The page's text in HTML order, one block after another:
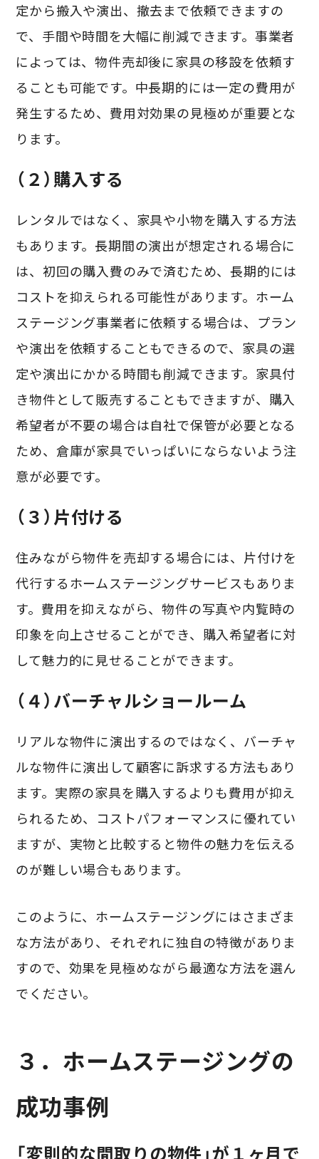
定から搬入や演出、撤去まで依頼できますの
で、手間や時間を大幅に削減できます。事業者
によっては、物件売却後に家具の移設を依頼す
ることも可能です。中長期的には一定の費用が
発生するため、費用対効果の見極めが重要とな
ります。
（２）購入する
レンタルではなく、家具や小物を購入する方法
もあります。長期間の演出が想定される場合に
は、初回の購入費のみで済むため、長期的には
コストを抑えられる可能性があります。ホーム
ステージング事業者に依頼する場合は、プラン
や演出を依頼することもできるので、家具の選
定や演出にかかる時間も削減できます。家具付
き物件として販売することもできますが、購入
希望者が不要の場合は自社で保管が必要となる
ため、倉庫が家具でいっぱいにならないよう注
意が必要です。
（３）片付ける
住みながら物件を売却する場合には、片付けを
代行するホームステージングサービスもありま
す。費用を抑えながら、物件の写真や内覧時の
印象を向上させることができ、購入希望者に対
して魅力的に見せることができます。
（４）バーチャルショールーム
リアルな物件に演出するのではなく、バーチャ
ルな物件に演出して顧客に訴求する方法もあり
ます。実際の家具を購入するよりも費用が抑え
られるため、コストパフォーマンスに優れてい
ますが、実物と比較すると物件の魅力を伝える
のが難しい場合もあります。
このように、ホームステージングにはさまざま
な方法があり、それぞれに独自の特徴がありま
すので、効果を見極めながら最適な方法を選ん
でください。
３．ホームステージングの
成功事例
「変則的な間取りの物件」が１ヶ月で